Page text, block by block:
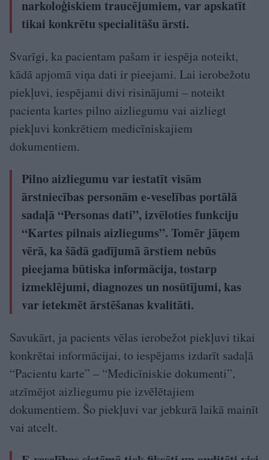
narkoloģiskiem traucējumiem, var apskatīt
tikai konkrētu specialitāšu ārsti.
Svarīgi, ka pacientam pašam ir iespēja noteikt,
kādā apjomā viņa dati ir pieejami. Lai ierobežotu
piekļuvi, iespējami divi risinājumi – noteikt
pacienta kartes pilno aizliegumu vai aizliegt
piekļuvi konkrētiem medicīniskajiem
dokumentiem.
Pilno aizliegumu var iestatīt visām
ārstniecības personām e-veselības portālā
sadaļā “Personas dati”, izvēloties funkciju
“Kartes pilnais aizliegums”. Tomēr jāņem
vērā, ka šādā gadījumā ārstiem nebūs
pieejama būtiska informācija, tostarp
izmeklējumi, diagnozes un nosūtījumi, kas
var ietekmēt ārstēšanas kvalitāti.
Savukārt, ja pacients vēlas ierobežot piekļuvi tikai
konkrētai informācijai, to iespējams izdarīt sadaļā
“Pacientu karte” – “Medicīniskie dokumenti”,
atzīmējot aizliegumu pie izvēlētajiem
dokumentiem. Šo piekļuvi var jebkurā laikā mainīt
vai atcelt.